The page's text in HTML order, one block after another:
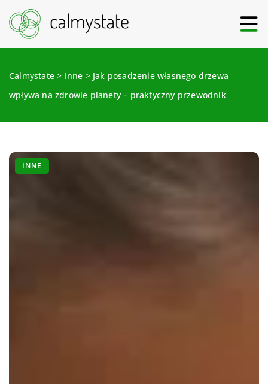
Calmystate > Inne > Jak posadzenie własnego drzewa
wpływa na zdrowie planety – praktyczny przewodnik
INNE